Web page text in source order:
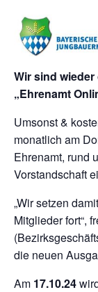
Wir sind
„Ehrenamt
Umsonst &
monatlich am
Ehrenamt, rund
Vorstandschaft
„Wir setzen
Mitglieder fort“,
die neuen
Am 17.10.24